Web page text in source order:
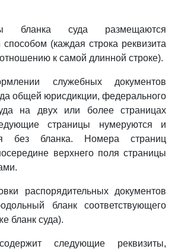
бланка суда размещаются
(каждая строка реквизита
к самой длинной строке).
служебных документов
общей юрисдикции, федерального
на двух или более страницах
страницы нумеруются и
без бланка. Номера страниц
верхнего поля страницы
распорядительных документов
бланк соответствующего
бланк суда).
следующие реквизиты,